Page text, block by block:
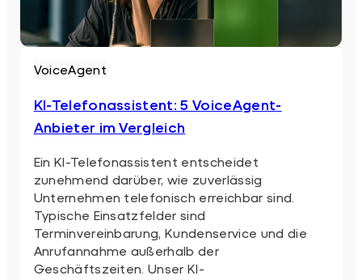
VoiceAgent
KI-Telefonassistent: 5 VoiceAgent-
Anbieter im Vergleich
Ein KI-Telefonassistent entscheidet
zunehmend darüber, wie zuverlässig
Unternehmen telefonisch erreichbar sind.
Typische Einsatzfelder sind
Terminvereinbarung, Kundenservice und die
Anrufannahme außerhalb der
Geschäftszeiten. Unser KI-